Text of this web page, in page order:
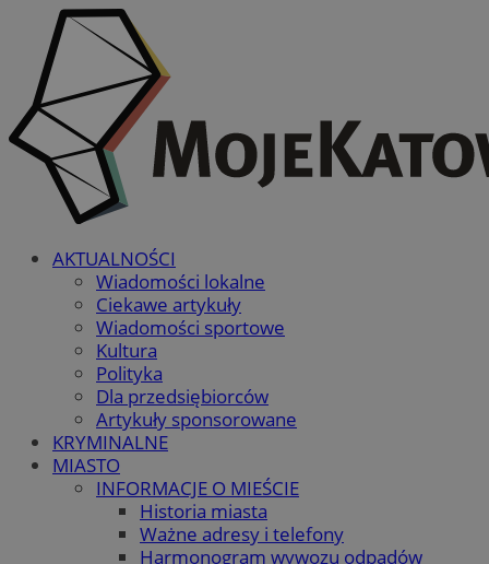
AKTUALNOŚCI
Wiadomości lokalne
Ciekawe artykuły
Wiadomości sportowe
Kultura
Polityka
Dla przedsiębiorców
Artykuły sponsorowane
KRYMINALNE
MIASTO
INFORMACJE O MIEŚCIE
Historia miasta
Ważne adresy i telefony
Harmonogram wywozu odpadów